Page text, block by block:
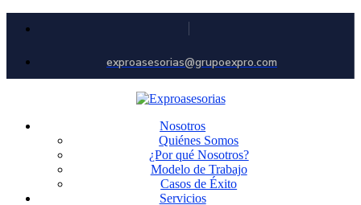
exproasesorias@grupoexpro.com
Nosotros
Quiénes Somos
¿Por qué Nosotros?
Modelo de Trabajo
Casos de Éxito
Servicios